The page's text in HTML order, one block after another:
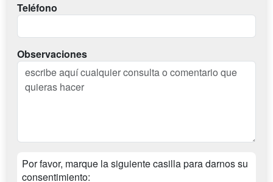
Teléfono
Observaciones
Por favor, marque la siguiente casilla para darnos su
consentimiento: